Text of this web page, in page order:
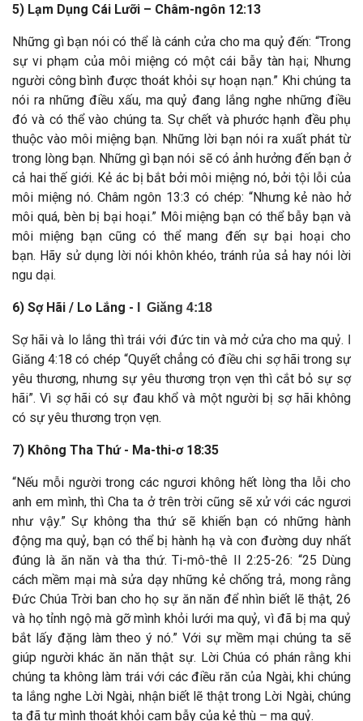
5) Lạm Dụng Cái Lưỡi – Châm-ngôn 12:13
Những gì bạn nói có thể là cánh cửa cho ma quỷ đến: “Trong
sự vi phạm của môi miệng có một cái bẫy tàn hại; Nhưng
người công bình được thoát khỏi sự hoạn nạn.” Khi chúng ta
nói ra những điều xấu, ma quỷ đang lắng nghe những điều
đó và có thể vào chúng ta.Sự chết và phước hạnh đều phụ
thuộc vào môi miệng bạn. Những lời bạn nói ra xuất phát từ
trong lòng bạn. Những gì bạn nói sẽ có ảnh hưởng đến bạn ở
cả hai thế giới. Kẻ ác bị bắt bởi môi miệng nó, bởi tội lỗi của
môi miệng nó. Châm ngôn 13:3 có chép: “Nhưng kẻ nào hở
môi quá, bèn bị bại hoại.” Môi miệng bạn có thể bẫy bạn và
môi miệng bạn cũng có thể mang đến sự bại hoại cho
bạn. Hãy sử dụng lời nói khôn khéo, tránh rủa sả hay nói lời
ngu dại.
6) Sợ Hãi / Lo Lắng - Giăng 4:18
Sợ hãi và lo lắng thì trái với đức tin và mở cửa cho ma quỷ.
Giăng 4:18 có chép “Quyết chẳng có điều chi sợ hãi trong sự
yêu thương, nhưng sự yêu thương trọn vẹn thì cắt bỏ sự sợ
hãi”.Vì sợ hãi có sự đau khổ và một người bị sợ hãi không
có sự yêu thương trọn vẹn.
7) Không Tha Thứ - Ma-thi-ơ 18:35
“Nếu mỗi người trong các ngươi không hết lòng tha lỗi cho
anh em mình, thì Cha ta ở trên trời cũng sẽ xử với các ngươi
như vậy.”Sự không tha thứ sẽ khiến bạn có những hành
động ma quỷ, bạn có thể bị hành hạ và con đường duy nhất
đúng là ăn năn và tha thứ.Ti-mô-thê II 2:25-26: “25 Dùng
cách mềm mại mà sửa dạy những kẻ chống trả, mong rằng
Đức Chúa Trời ban cho họ sự ăn năn để nhìn biết lẽ thật, 26
và họ tỉnh ngộ mà gỡ mình khỏi lưới ma quỷ, vì đã bị ma quỷ
bắt lấy đặng làm theo ý nó.” Với sự mềm mại chúng ta sẽ
giúp người khác ăn năn thật sự. Lời Chúa có phán rằng khi
chúng ta không làm trái với các điều răn của Ngài, khi chúng
ta lắng nghe Lời Ngài, nhận biết lẽ thật trong Lời Ngài, chúng
ta đã tự mình thoát khỏi cạm bẫy của kẻ thù – ma quỷ.